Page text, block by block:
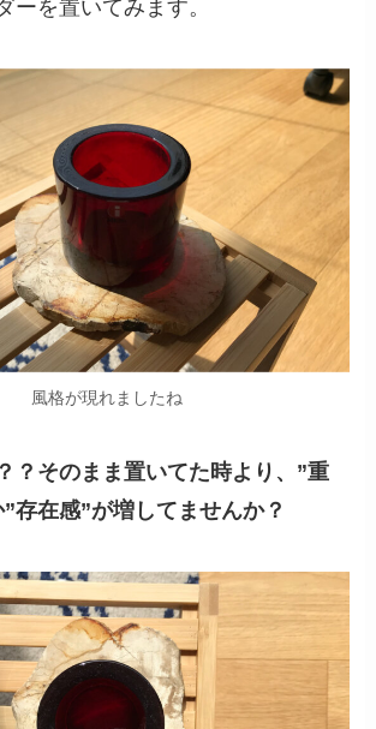
ーを置いてみます。
風格が現れましたね
？そのまま置いてた時より、”重
存在感”が増してませんか？